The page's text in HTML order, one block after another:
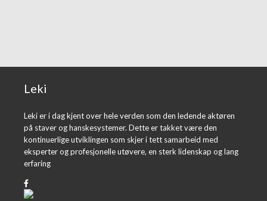
Leki
Leki er i dag kjent over hele verden som den ledende aktøren
på staver og hanskesystemer. Dette er takket være den
kontinuerlige utviklingen som skjer i tett samarbeid med
eksperter og profesjonelle utøvere, en sterk lidenskap og lang
erfaring